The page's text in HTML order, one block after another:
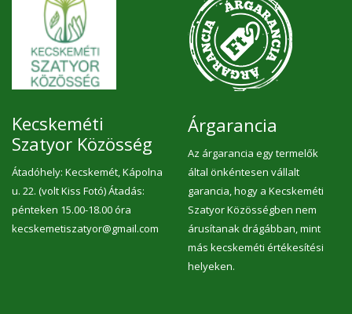
Kecskeméti
Szatyor Közösség
Átadóhely: Kecskemét, Kápolna
u. 22. (volt Kiss Fotó) Átadás:
pénteken 15.00-18.00 óra
kecskemetiszatyor@gmail.com
Árgarancia
Az árgarancia egy termelők
által önkéntesen vállalt
garancia, hogy a Kecskeméti
Szatyor Közösségben nem
árusítanak drágábban, mint
más kecskeméti értékesítési
helyeken.